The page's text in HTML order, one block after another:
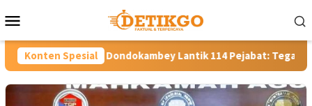
ke
Mobile
Konten Spesial
Robby Dondokambey Lantik 114 Pejabat: Tegaskan Tak